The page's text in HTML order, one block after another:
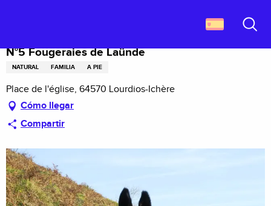
principal
N°5 Fougeraies de Laünde
NATURAL FAMILIA A PIE
Place de l'église, 64570 Lourdios-Ichère
Cómo llegar
Compartir